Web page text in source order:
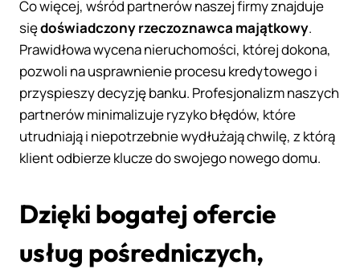
Co więcej, wśród partnerów naszej firmy znajduje
siędoświadczony rzeczoznawca majątkowy.
Prawidłowa wycena nieruchomości, której dokona,
pozwoli na usprawnienie procesu kredytowego i
przyspieszy decyzję banku. Profesjonalizm naszych
partnerów minimalizuje ryzyko błędów, które
utrudniają i niepotrzebnie wydłużają chwilę, z którą
klient odbierze klucze do swojego nowego domu.
Dzięki bogatej ofercie
usług pośredniczych,